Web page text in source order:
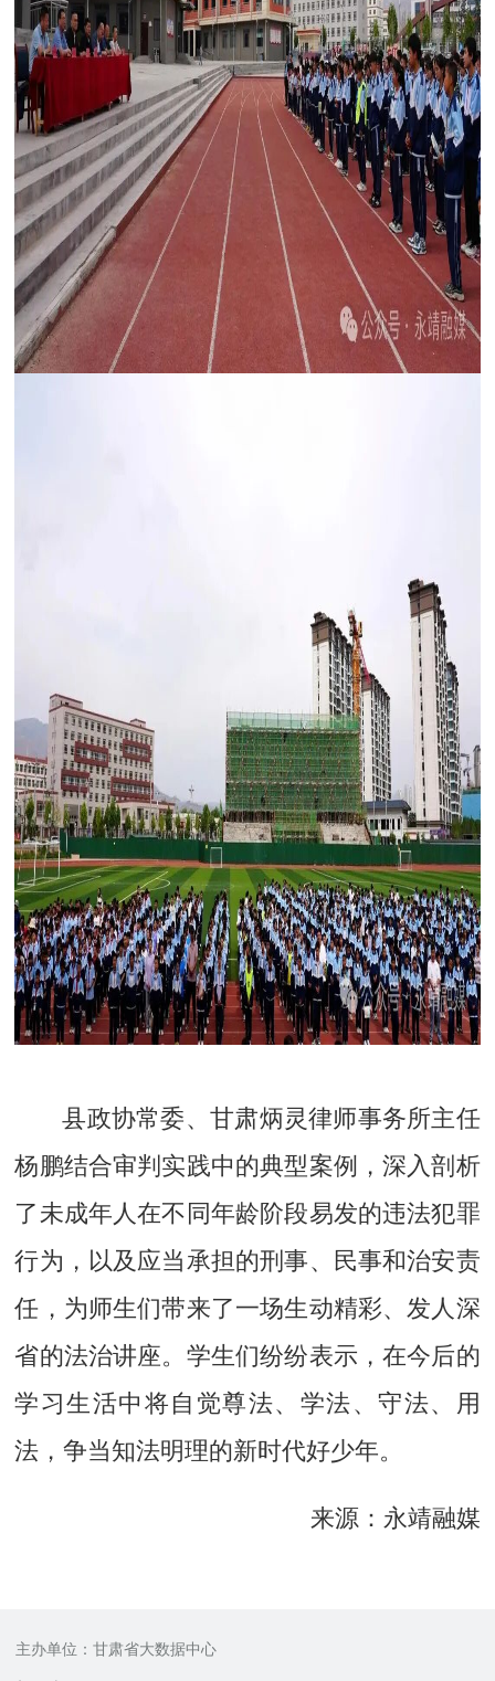
县政协常委、甘肃炳灵律师事务所主任
杨鹏结合审判实践中的典型案例，深入剖析
了未成年人在不同年龄阶段易发的违法犯罪
行为，以及应当承担的刑事、民事和治安责
任，为师生们带来了一场生动精彩、发人深
省的法治讲座。学生们纷纷表示，在今后的
学习生活中将自觉尊法、学法、守法、用
法，争当知法明理的新时代好少年。
来源：永靖融媒
主办单位：甘肃省大数据中心